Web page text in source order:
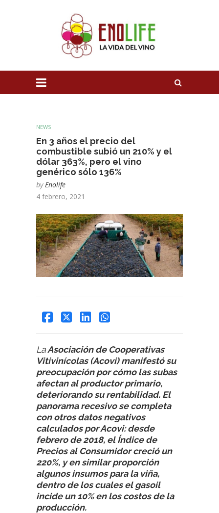
NEWS
En 3 años el precio del
combustible subió un 210% y el
dólar 363%, pero el vino
genérico sólo 136%
by Enolife
4 febrero, 2021
LaAsociación de Cooperativas
Vitivinícolas (Acovi) manifestó su
preocupación por cómo las subas
afectan al productor primario,
deteriorando su rentabilidad. El
panorama recesivo se completa
con otros datos negativos
calculados por Acovi: desde
febrero de 2018, el Índice de
Precios al Consumidor creció un
220%, y en similar proporción
algunos insumos para la viña,
dentro de los cuales el gasoil
incide un 10% en los costos de la
producción.